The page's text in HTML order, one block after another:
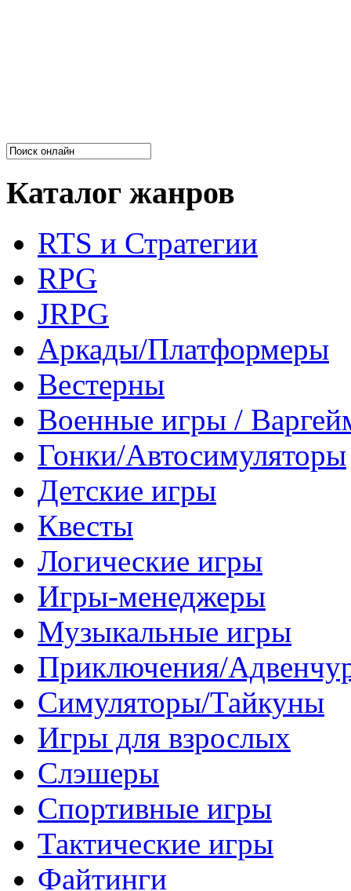
Каталог жанров
RTS и Стратегии
RPG
JRPG
Аркады/Платформеры
Вестерны
Военные игры /
Гонки/Автосимуляторы
Детские игры
Квесты
Логические игры
Игры-менеджеры
Музыкальные игры
Приключения/
Симуляторы/Тайкуны
Игры для взрослых
Слэшеры
Спортивные игры
Тактические игры
Файтинги